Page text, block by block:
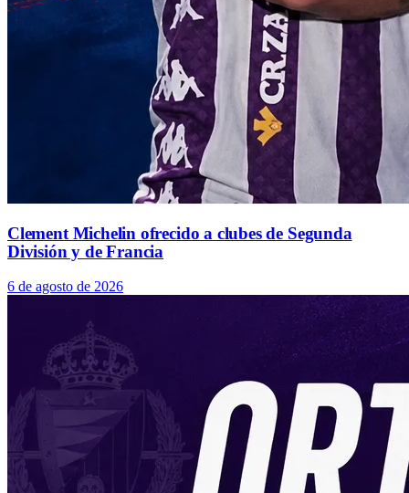
Clement Michelin ofrecido a clubes de Segunda
División y de Francia
6 de agosto de 2026